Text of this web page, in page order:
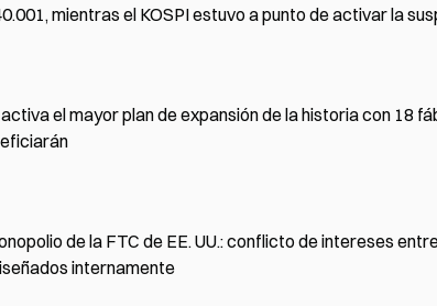
mientras el KOSPI estuvo a punto de activar la
el mayor plan de expansión de la historia con 18
de la FTC de EE. UU.: conflicto de intereses
internamente